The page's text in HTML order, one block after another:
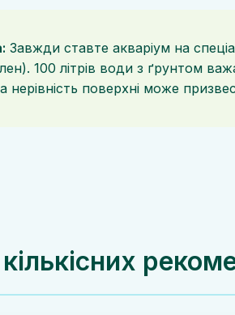
Завжди ставте акваріум на
100 літрів води з ґрунтом
нерівність поверхні може